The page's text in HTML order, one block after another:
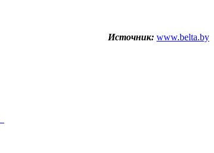
Источник: www.belta.by